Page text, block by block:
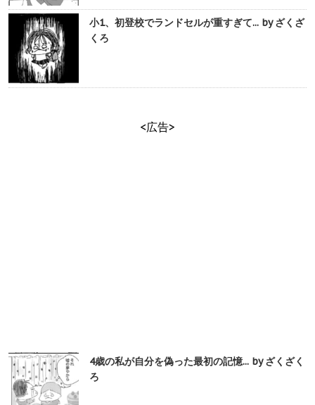
小1、初登校でランドセルが重すぎて... by ざくざ
くろ
<広告>
4歳の私が自分を偽った最初の記憶... by ざくざく
ろ